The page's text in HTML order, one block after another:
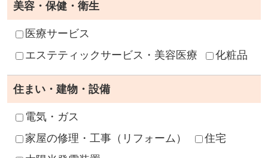
美容・保健・衛生
医療サービス
エステティックサービス・美容医療
化粧品
住まい・建物・設備
電気・ガス
家屋の修理・工事（リフォーム）
住宅